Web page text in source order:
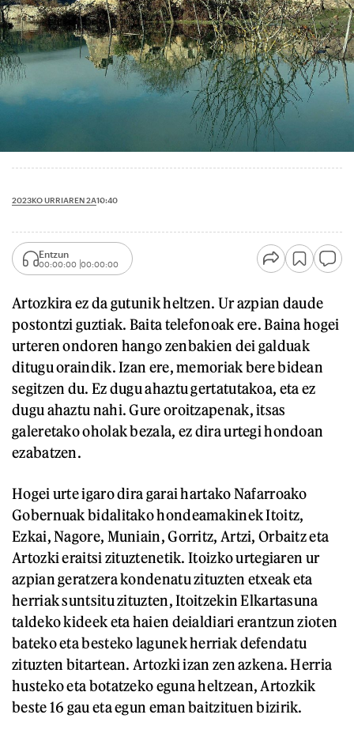
2023KO URRIAREN 2A10:40
Entzun
00:00:00 00:00:00
Artozkira ez da gutunik heltzen. Ur azpian daude
postontzi guztiak. Baita telefonoak ere. Baina hogei
urteren ondoren hango zenbakien dei galduak
ditugu oraindik. Izan ere, memoriak bere bidean
segitzen du. Ez dugu ahaztu gertatutakoa, eta ez
dugu ahaztu nahi. Gure oroitzapenak, itsas
galeretako oholak bezala, ez dira urtegi hondoan
ezabatzen.
Hogei urte igaro dira garai hartako Nafarroako
Gobernuak bidalitako hondeamakinek Itoitz,
Ezkai, Nagore, Muniain, Gorritz, Artzi, Orbaitz eta
Artozki eraitsi zituztenetik. Itoizko urtegiaren ur
azpian geratzera kondenatu zituzten etxeak eta
herriak suntsitu zituzten, Itoitzekin Elkartasuna
taldeko kideek eta haien deialdiari erantzun zioten
bateko eta besteko lagunek herriak defendatu
zituzten bitartean. Artozki izan zen azkena. Herria
husteko eta botatzeko eguna heltzean, Artozkik
beste 16 gau eta egun eman baitzituen bizirik.